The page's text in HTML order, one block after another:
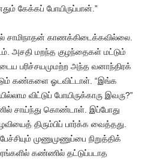
கேக்கப் போயிருப்பான்.”
சாமிநாதன் காணக்கிடைக்கவில்லை.
அசதி மறந்த குழந்தைகள் மட்டும்
பரிச்சயமுமற்ற அந்த வனாந்திரக்
கண்களை ஓடவிட்டாள். “இங்க
விட்டுப் போயிருக்காரு இவரு?”
சாய்ந்து கொண்டாள். இப்போது
திரும்பிப் பார்க்க வைத்தது.
முணுமுணுப்பை நிறுத்திக்
கண்ணில் தட்டுப்படாத